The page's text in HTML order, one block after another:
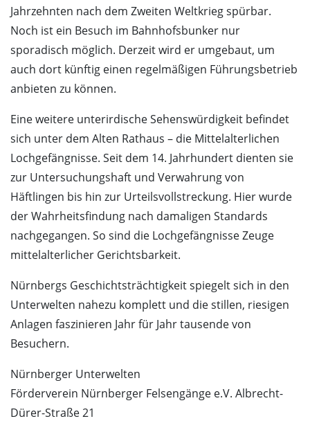
Jahrzehnten nach dem Zweiten Weltkrieg spürbar.
Noch ist ein Besuch im Bahnhofsbunker nur
sporadisch möglich. Derzeit wird er umgebaut, um
auch dort künftig einen regelmäßigen Führungsbetrieb
anbieten zu können.
Eine weitere unterirdische Sehenswürdigkeit befindet
sich unter dem Alten Rathaus – die Mittelalterlichen
Lochgefängnisse. Seit dem 14. Jahrhundert dienten sie
zur Untersuchungshaft und Verwahrung von
Häftlingen bis hin zur Urteilsvollstreckung. Hier wurde
der Wahrheitsfindung nach damaligen Standards
nachgegangen. So sind die Lochgefängnisse Zeuge
mittelalterlicher Gerichtsbarkeit.
Nürnbergs Geschichtsträchtigkeit spiegelt sich in den
Unterwelten nahezu komplett und die stillen, riesigen
Anlagen faszinieren Jahr für Jahr tausende von
Besuchern.
Nürnberger Unterwelten
Förderverein Nürnberger Felsengänge e.V. Albrecht-
Dürer-Straße 21